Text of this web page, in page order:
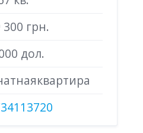
300 грн.
дол.